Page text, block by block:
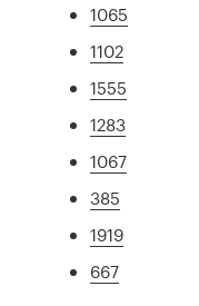
1065
1102
1555
1283
1067
385
1919
667